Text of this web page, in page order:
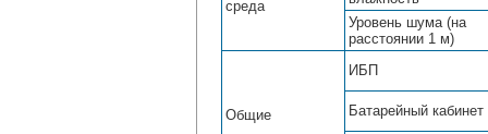
среда
Уровень шума (на
расстоянии 1 м)
Общие
ИБП
Батарейный кабинет